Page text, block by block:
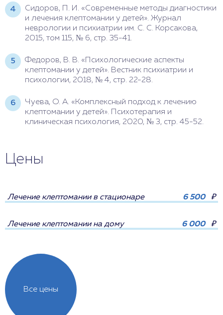
Сидоров, П. И. «Современные методы диагностики
и лечения клептомании у детей». Журнал
неврологии и психиатрии им. С. С. Корсакова,
2015, том 115, № 6, стр. 35-41.
Федоров, В. В. «Психологические аспекты
клептомании у детей». Вестник психиатрии и
психологии, 2018, № 4, стр. 22-28.
Чуева, О. А. «Комплексный подход к лечению
клептомании у детей». Психотерапия и
клиническая психология, 2020, № 3, стр. 45-52.
Цены
Все цены
Лечение клептомании в стационаре 6 500 ₽
Лечение клептомании на дому 6 000 ₽